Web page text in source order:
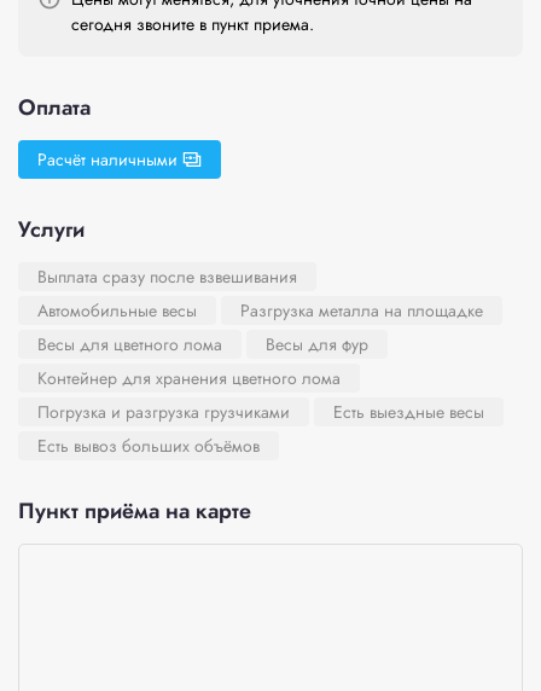
сегодня звоните в пункт приема.
Оплата
Расчёт наличными
Услуги
Выплата сразу после взвешивания
Автомобильные весы
Разгрузка металла на площадке
Весы для цветного лома
Весы для фур
Контейнер для хранения цветного лома
Погрузка и разгрузка грузчиками
Есть выездные весы
Есть вывоз больших объёмов
Пункт приёма на карте